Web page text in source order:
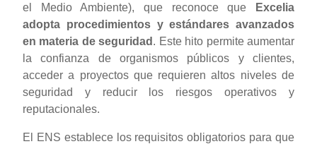
el Medio Ambiente), que reconoce que
Excelia
adopta procedimientos y estándares avanzados
en materia de seguridad . Este hito permite aumentar
la confianza de organismos públicos y clientes,
acceder a proyectos que requieren altos niveles de
seguridad y reducir los riesgos operativos y
reputacionales.
El ENS establece los requisitos obligatorios para que